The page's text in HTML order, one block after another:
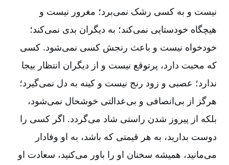
نیست و به کسی رشک نمی‌برد؛ مغرور نیست و
هیچگاه خودستایی نمی‌کند؛ به دیگران بدی نمی‌کند؛
خودخواه نیست و باعث رنجش کسی نمی‌شود. کسی
که محبت دارد، پرتوقع نیست و از دیگران انتظار بیجا
ندارد؛ عصبی و زود رنج نیست و کینه به دل نمی‌گیرد؛
هرگز از بی‌انصافی و بی‌عدالتی خوشحال نمی‌شود،
بلکه از پیروز شدن راستی شاد می‌گردد. اگر کسی را
دوست بدارید، به هر قیمتی که باشد، به او وفادار
می‌مانید، همیشه سخنان او را باور می‌کنید، سعادت او